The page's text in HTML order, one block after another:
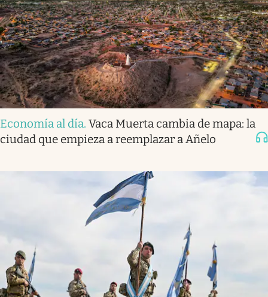
Economía al día. Vaca Muerta cambia de mapa: la
ciudad que empieza a reemplazar a Añelo